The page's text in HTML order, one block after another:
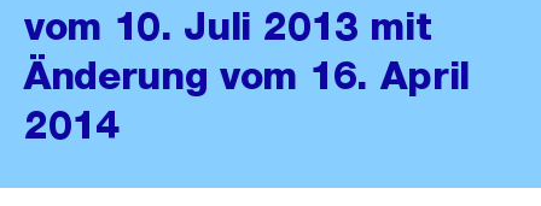
vom 10. Juli 2013 mit
Änderung vom 16. April
2014